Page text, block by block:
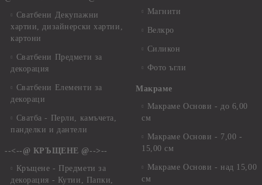
Сватбени Декупажни
хартии, дизайнерски хартии,
картони
Сватбени Предмети за
декорация
Сватбени Елементи за
декораци
Сватба - Перли, камъчета,
панделки и дантели
--<--@ КРЪЩЕНЕ @-->--
Кръщене - Предмети за
декорация - Кутии, Папки,
Магнити
Велкро
Силикон
Фото ъгли
Макраме
Макраме Основи - до 6,00
см
Макраме Основи - 7,00 -
15,00 см
Макраме Основи - над 15,00
см